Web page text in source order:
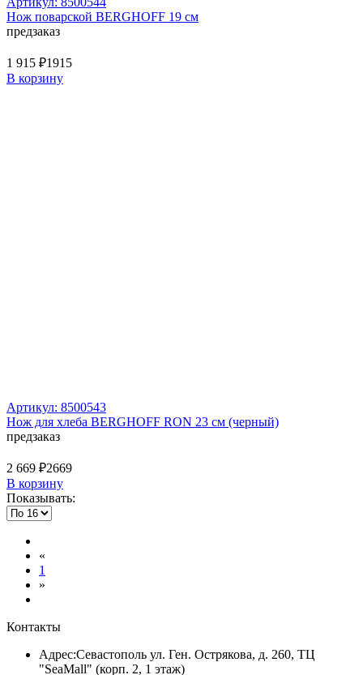
Нож поварской BERGHOFF 19 см
предзаказ
1 915 ₽1915
В корзину
Артикул: 8500543
Нож для хлеба BERGHOFF RON 23 см (черный)
предзаказ
2 669 ₽2669
В корзину
Показывать:
«
1
»
Контакты
Адрес:Севастополь ул. Ген. Острякова, д. 260, ТЦ
"SeaMall" (корп. 2, 1 этаж)